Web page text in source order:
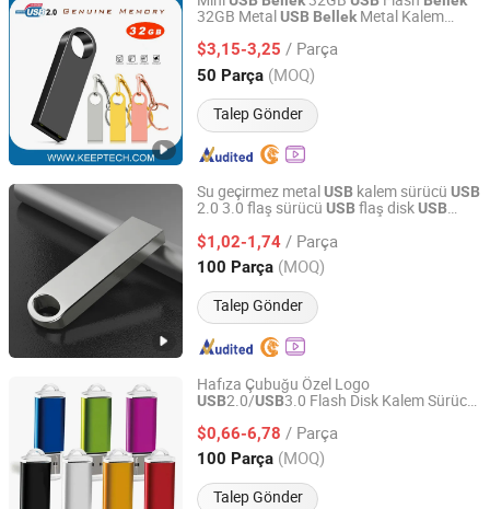
32GB MetalUSB BellekMetal Kalem
BellekSe9USBBellek
Baskısı Gerçek Bellek
$3,15-3,25 / Parça
50 Parça (MOQ)
Talep Gönder
Shenzhen Keeptech Electronics Limited
Guangdong, China Fiyat 2008
Su geçirmez metalUSB kalem sürücü USB
2.0 3.0 flaş sürücü USBflaş diskUSB
$1,02-1,74 / Parça
100 Parça (MOQ)
Talep Gönder
ULIKE DESIGN CO., LIMITED
Guangdong, China Fiyat 2016
Hafıza Çubuğu Özel Logo
USB2.0/USB3.0 Flash Disk Kalem Sürücü
$0,66-6,78 / Parça
100 Parça (MOQ)
Talep Gönder
Shenzhen Yuchengloong Technology Co., Ltd.
Guangdong, China Fiyat 2024